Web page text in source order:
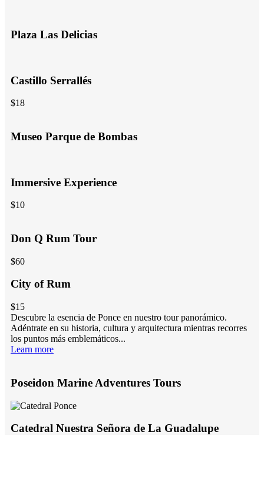
Plaza Las Delicias
Castillo Serrallés
$18
Museo Parque de Bombas
Immersive Experience
$10
Don Q Rum Tour
$60
City of Rum
$15
Descubre la esencia de Ponce en nuestro tour panorámico.
Adéntrate en su historia, cultura y arquitectura mientras recorres
los puntos más emblemáticos...
Learn more
Poseidon Marine Adventures Tours
Catedral Nuestra Señora de La Guadalupe